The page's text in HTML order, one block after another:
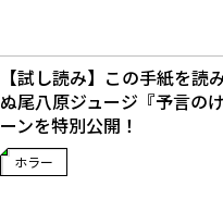
【試し読み】この手紙を読
ぬ――尾八原ジュージ『予言の
ーンを特別公開！
ホラー